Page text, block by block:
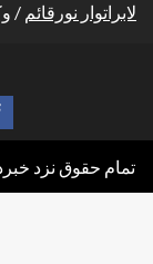
لابراتوار نورقائم /
تمام حقوق نزد